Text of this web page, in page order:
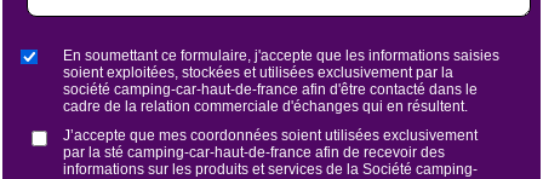
En soumettant ce formulaire, j'accepte que les informations saisies
soient exploitées, stockées et utilisées exclusivement par la
société camping-car-haut-de-france afin d'être contacté dans le
cadre de la relation commerciale d'échanges qui en résultent.
J’accepte que mes coordonnées soient utilisées exclusivement
par la sté camping-car-haut-de-france afin de recevoir des
informations sur les produits et services de la Société camping-